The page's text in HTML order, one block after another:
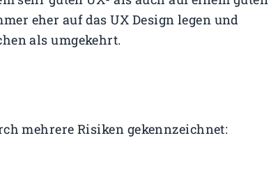
eher auf das UX Design legen und
als umgekehrt.
mehrere Risiken gekennzeichnet: